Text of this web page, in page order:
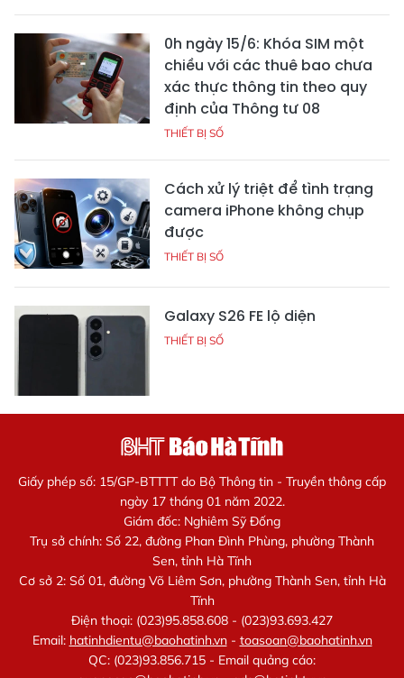
0h ngày 15/6: Khóa SIM một
chiều với các thuê bao chưa
xác thực thông tin theo quy
định của Thông tư 08
THIẾT BỊ SỐ
Cách xử lý triệt để tình trạng
camera iPhone không chụp
được
THIẾT BỊ SỐ
Galaxy S26 FE lộ diện
THIẾT BỊ SỐ
Giấy phép số: 15/GP-BTTTT do Bộ Thông tin - Truyền thông cấp
ngày 17 tháng 01 năm 2022.
Giám đốc: Nghiêm Sỹ Đống
Trụ sở chính: Số 22, đường Phan Đình Phùng, phường Thành
Sen, tỉnh Hà Tĩnh
Cơ sở 2: Số 01, đường Võ Liêm Sơn, phường Thành Sen, tỉnh Hà
Tĩnh
Điện thoại: (023)95.858.608 - (023)93.693.427
Email: hatinhdientu@baohatinh.vn- toasoan@baohatinh.vn
QC: (023)93.856.715 - Email quảng cáo: